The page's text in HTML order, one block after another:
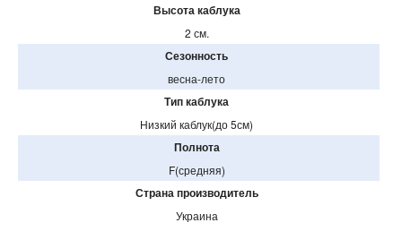
Высота каблука
2 см.
Сезонность
весна-лето
Тип каблука
Низкий каблук(до 5см)
Полнота
F(средняя)
Страна производитель
Украина